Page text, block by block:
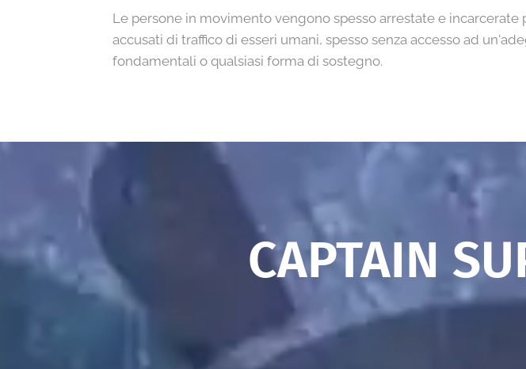
Le persone in movimento vengono spesso arrestate e
accusati di traffico di esseri umani, spesso senza accesso ad
fondamentali o qualsiasi forma di sostegno.
CAPTAIN